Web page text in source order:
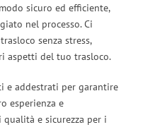
sicuro ed efficiente,
nel processo. Ci
senza stress,
aspetti del tuo trasloco.
e addestrati per garantire
esperienza e
e sicurezza per i